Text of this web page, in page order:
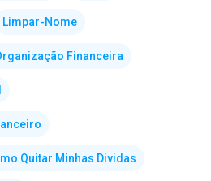
Limpar-Nome
Financeira
Quitar Minhas Dividas